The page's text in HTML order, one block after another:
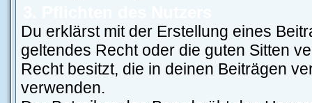
Du erklärst mit der Erstellung eines
geltendes Recht oder die guten Sitten
Recht besitzt, die in deinen Beiträgen
verwenden.